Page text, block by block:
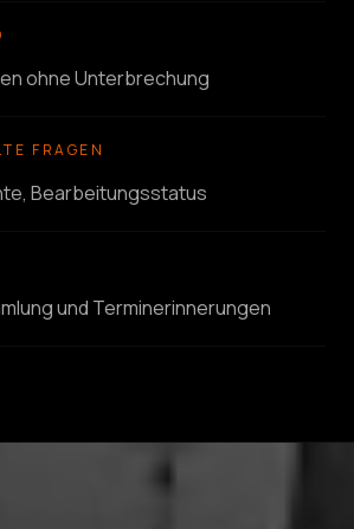
ohne Unterbrechung
FRAGEN
Bearbeitungsstatus
und Terminerinnerungen